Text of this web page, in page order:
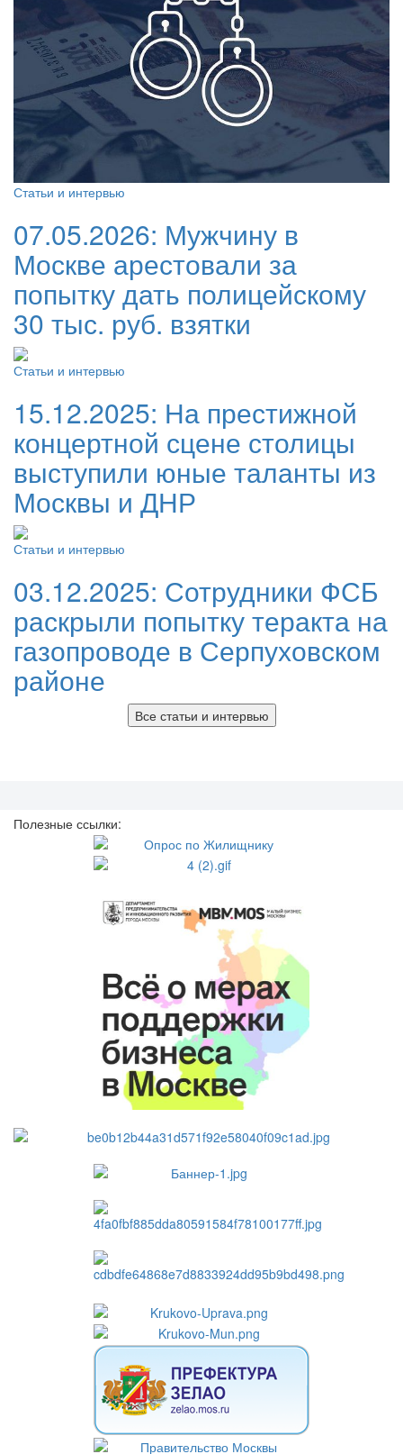
Статьи и интервью
07.05.2026: Мужчину в
Москве арестовали за
попытку дать полицейскому
30 тыс. руб. взятки
Статьи и интервью
15.12.2025: На престижной
концертной сцене столицы
выступили юные таланты из
Москвы и ДНР
Статьи и интервью
03.12.2025: Сотрудники ФСБ
раскрыли попытку теракта на
газопроводе в Серпуховском
районе
Все статьи и интервью
Полезные ссылки: